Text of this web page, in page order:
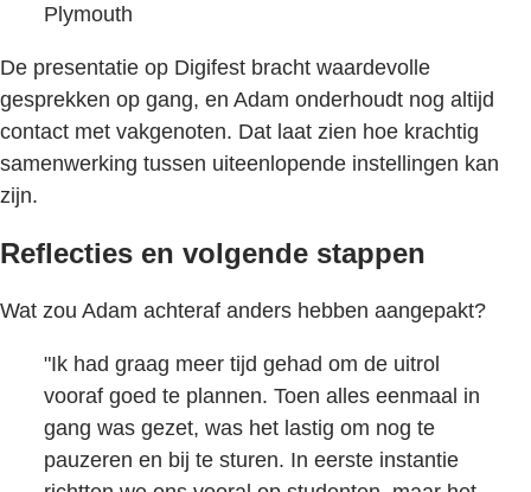
Plymouth
De presentatie op Digifest bracht waardevolle
gesprekken op gang, en Adam onderhoudt nog altijd
contact met vakgenoten. Dat laat zien hoe krachtig
samenwerking tussen uiteenlopende instellingen kan
zijn.
Reflecties en volgende stappen
Wat zou Adam achteraf anders hebben aangepakt?
"Ik had graag meer tijd gehad om de uitrol
vooraf goed te plannen. Toen alles eenmaal in
gang was gezet, was het lastig om nog te
pauzeren en bij te sturen. In eerste instantie